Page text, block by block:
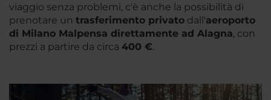
viaggio senza problemi, c'è anche la possibilità di
prenotare un trasferimento privato dall'aeroporto
di Milano Malpensa direttamente ad Alagna, con
prezzi a partire da circa 400 €.